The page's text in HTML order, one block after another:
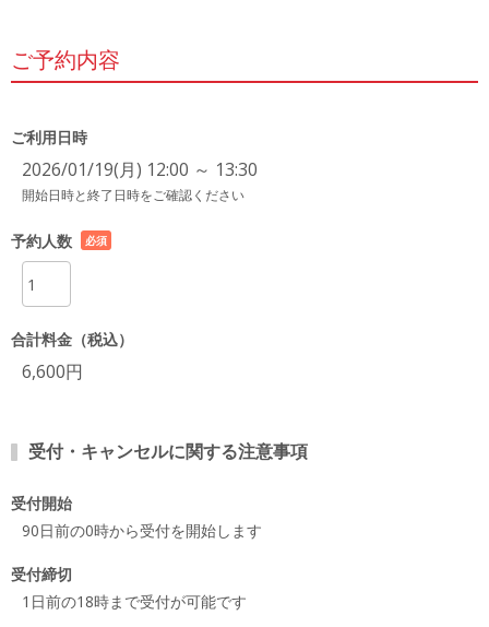
ご予約内容
ご利用日時
2026/01/19(月) 12:00 ～ 13:30
開始日時と終了日時をご確認ください
予約人数
必須
合計料金（税込）
6,600円
受付・キャンセルに関する注意事項
受付開始
90日前の0時から受付を開始します
受付締切
1日前の18時まで受付が可能です